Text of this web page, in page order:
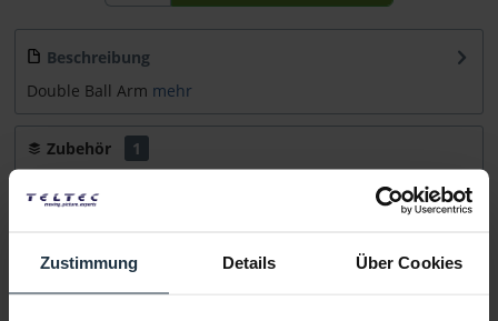
Zustimmung Details Über Cookies
Beschreibung
Double Ball Arm mehr
Zubehör
1